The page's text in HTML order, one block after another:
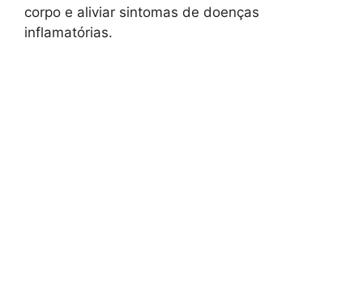
corpo e aliviar sintomas de doenças
inflamatórias.